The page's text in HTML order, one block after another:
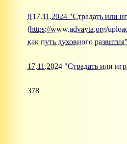
![17.11.2024 "Страдать или
(https://www.advayta.org/
как путь духовного
17.11.2024 "Страдать или
378